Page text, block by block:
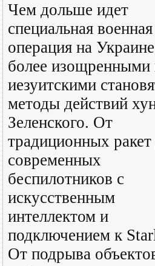
Чем дольше идет
специальная военная
операция на
более изощренными
иезуитскими
методы действий
Зеленского. От
традиционных ракет
современных
беспилотников с
искусственным
интеллектом и
подключением к
От подрыва